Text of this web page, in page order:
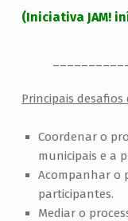
(Iniciativa JAM!
Principais
Coordenar o
municipais e a
Acompanhar o
participantes.
Mediar o